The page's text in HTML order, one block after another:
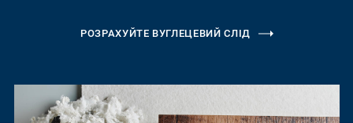
РОЗРАХУЙТЕ ВУГЛЕЦЕВИЙ СЛІД